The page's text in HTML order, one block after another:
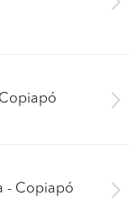
- Copiapó